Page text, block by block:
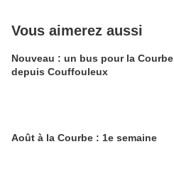
Vous aimerez aussi
Nouveau : un bus pour la Courbe
depuis Couffouleux
Août à la Courbe : 1e semaine